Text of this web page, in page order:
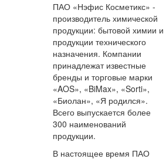
ПАО «Нэфис Косметикс» -
производитель химической
продукции: бытовой химии и
продукции технического
назначения. Компании
принадлежат известные
бренды и торговые марки
«AOS», «BiMax», «Sorti»,
«Биолан», «Я родился».
Всего выпускается более
300 наименований
продукции.
В настоящее время ПАО